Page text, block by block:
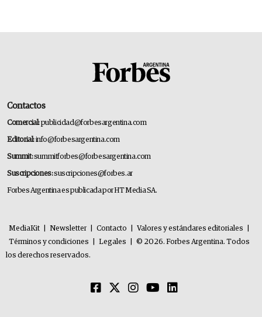
Contactos
Comercial:publicidad@forbesargentina.com
Editorial:info@forbesargentina.com
Summit:summitforbes@forbesargentina.com
Suscripciones:suscripciones@forbes.ar
Forbes Argentina es publicada por HT Media SA.
MediaKit Newsletter Contacto Valores y estándares editoriales
Términos y condiciones
Legales
© 2026. Forbes Argentina. Todos
los derechos reservados.